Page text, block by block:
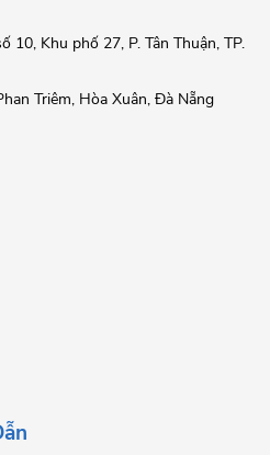
10, Khu phố 27, P. Tân Thuận, TP.
Triêm, Hòa Xuân, Đà Nẵng